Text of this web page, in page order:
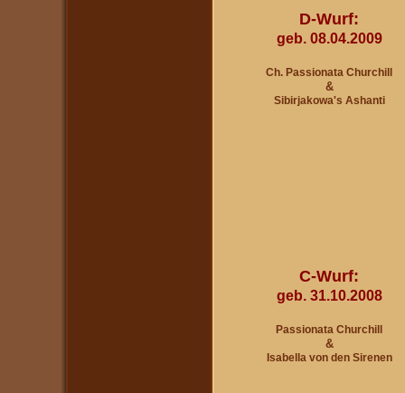
D-Wurf:
geb. 08.04.2009
Ch. Passionata Churchill
&
Sibirjakowa's Ashanti
C-Wurf:
geb. 31.10.2008
Passionata Churchill
&
Isabella von den Sirenen